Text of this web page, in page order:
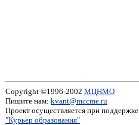
Copyright ©1996-2002 МЦНМО
Пишите нам: kvant@mccme.ru
Проект осуществляется при поддержке
"Курьер образования"